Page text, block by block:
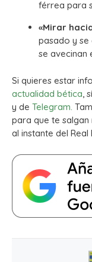
férrea para
«Mirar
pasado y se
se avecinan
Si quieres estar
actualidad bética ,
y de Telegram.
para que te salgan
al instante del Real